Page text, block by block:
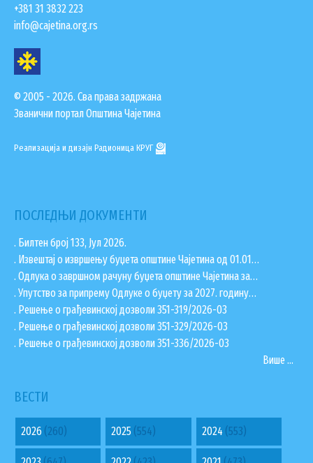
ДОКУМЕНТА
КОНТАКТИ
ПОСТАВИТЕ ПИТАЊЕ
SEARCH
FORM
ПРЕТРАЖИ
+381 31 3832 223
info@cajetina.org.rs
© 2005 - 2026. Сва права задржана
Званични портал Општина Чајетина
Реализација и дизајн Радионица КРУГ
ПОСЛЕДЊИ ДОКУМЕНТИ
. Билтен број 133, Јул 2026.
. Извештај о извршењу буџета општине Чајетина од 01.01…
. Одлука о завршном рачуну буџета општине Чајетина за…
. Упутство за припрему Одлуке о буџету за 2027. годину…
. Решење о грађевинској дозволи 351-319/2026-03
. Решење о грађевинској дозволи 351-329/2026-03
. Решење о грађевинској дозволи 351-336/2026-03
Више ...
ВЕСТИ
2026 (260) 2025 (554) 2024 (553)